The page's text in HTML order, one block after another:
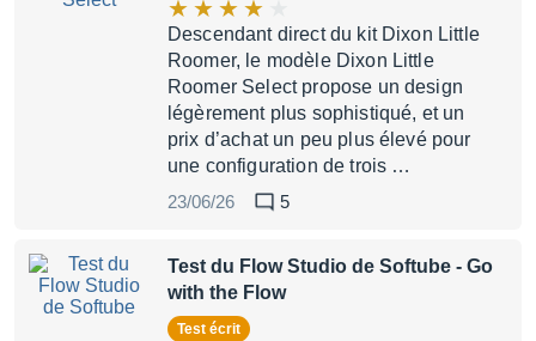
Descendant direct du kit Dixon Little
Roomer, le modèle Dixon Little
Roomer Select propose un design
légèrement plus sophistiqué, et un
prix d’achat un peu plus élevé pour
une configuration de trois …
23/06/26
5
Test du Flow Studio de Softube - Go
with the Flow
Test écrit